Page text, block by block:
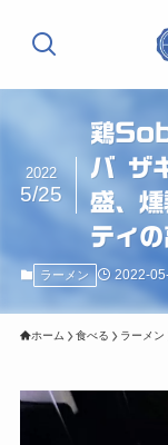
鶏
バ ザ
盛、
ティの
2022
5/25
ラーメン 2022-
ホーム 食べる ラーメン